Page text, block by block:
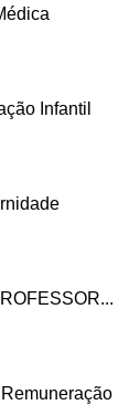
Infantil